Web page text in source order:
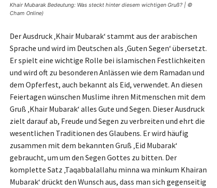
Khair Mubarak Bedeutung: Was steckt hinter diesem wichtigen Gruß? | ©
Cham Online)
Der Ausdruck ‚Khair Mubarak‘ stammt aus der arabischen
Sprache und wird im Deutschen als ‚Guten Segen‘ übersetzt.
Er spielt eine wichtige Rolle bei islamischen Festlichkeiten
und wird oft zu besonderen Anlässen wie dem Ramadan und
dem Opferfest, auch bekannt als Eid, verwendet. An diesen
Feiertagen wünschen Muslime ihren Mitmenschen mit dem
Gruß ‚Khair Mubarak‘ alles Gute und Segen. Dieser Ausdruck
zielt darauf ab, Freude und Segen zu verbreiten und ehrt die
wesentlichen Traditionen des Glaubens. Er wird häufig
zusammen mit dem bekannten Gruß ‚Eid Mubarak‘
gebraucht, um um den Segen Gottes zu bitten. Der
komplette Satz ‚Taqabbalallahu minna wa minkum Khairan
Mubarak‘ drückt den Wunsch aus, dass man sich gegenseitig